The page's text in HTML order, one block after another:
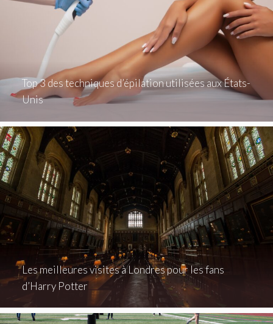
Top 3 des techniques d’épilation utilisées aux États-
Unis
Les meilleures visites à Londres pour les fans
d’Harry Potter